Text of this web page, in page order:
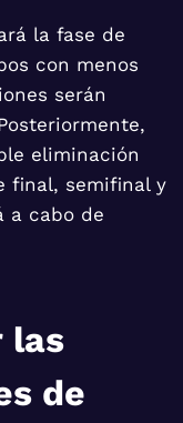
la fase de
con menos
serán
eliminación
final, semifinal y
a cabo de
las
de